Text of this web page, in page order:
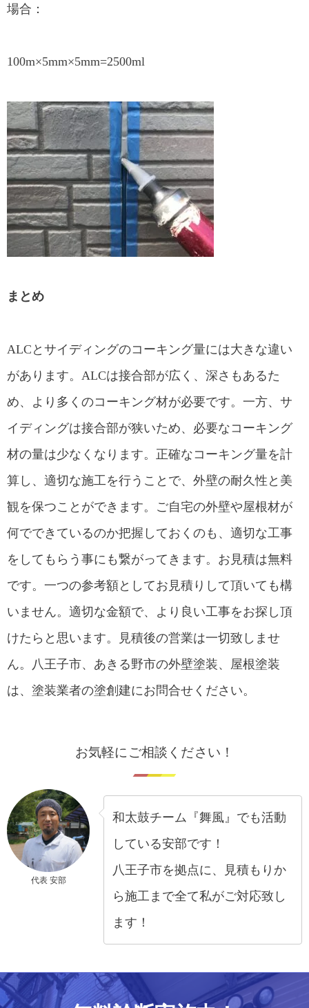
場合：
100m×5mm×5mm=2500ml
まとめ
ALCとサイディングのコーキング量には大きな違い
があります。ALCは接合部が広く、深さもあるた
め、より多くのコーキング材が必要です。一方、サ
イディングは接合部が狭いため、必要なコーキング
材の量は少なくなります。正確なコーキング量を計
算し、適切な施工を行うことで、外壁の耐久性と美
観を保つことができます。ご自宅の外壁や屋根材が
何でできているのか把握しておくのも、適切な工事
をしてもらう事にも繋がってきます。お見積は無料
です。一つの参考額としてお見積りして頂いても構
いません。適切な金額で、より良い工事をお探し頂
けたらと思います。見積後の営業は一切致しませ
ん。八王子市、あきる野市の外壁塗装、屋根塗装
は、塗装業者の塗創建にお問合せください。
お気軽にご相談ください！
代表 安部
和太鼓チーム『舞風』でも活動
している安部です！
八王子市を拠点に、見積もりか
ら施工まで全て私がご対応致し
ます！